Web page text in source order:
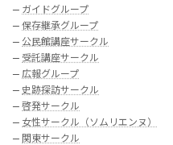
— ガイドグループ
— 保存継承グループ
— 公民館講座サークル
— 受託講座サークル
— 広報グループ
— 史跡探訪サークル
— 啓発サークル
— 女性サークル（ソムリエンヌ）
— 関東サークル